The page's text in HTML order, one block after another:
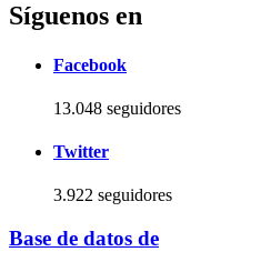
Síguenos en
Facebook
13.048 seguidores
Twitter
3.922 seguidores
Base de datos de